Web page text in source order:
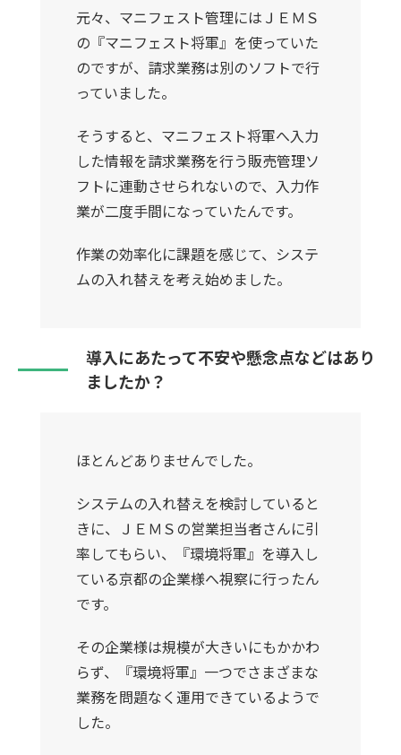
元々、マニフェスト管理にはＪＥＭＳ
の『マニフェスト将軍』を使っていた
のですが、請求業務は別のソフトで行
っていました。
そうすると、マニフェスト将軍へ入力
した情報を請求業務を行う販売管理ソ
フトに連動させられないので、入力作
業が二度手間になっていたんです。
作業の効率化に課題を感じて、システ
ムの入れ替えを考え始めました。
導入にあたって不安や懸念点などはあり
ましたか？
ほとんどありませんでした。
システムの入れ替えを検討していると
きに、ＪＥＭＳの営業担当者さんに引
率してもらい、『環境将軍』を導入し
ている京都の企業様へ視察に行ったん
です。
その企業様は規模が大きいにもかかわ
らず、『環境将軍』一つでさまざまな
業務を問題なく運用できているようで
した。